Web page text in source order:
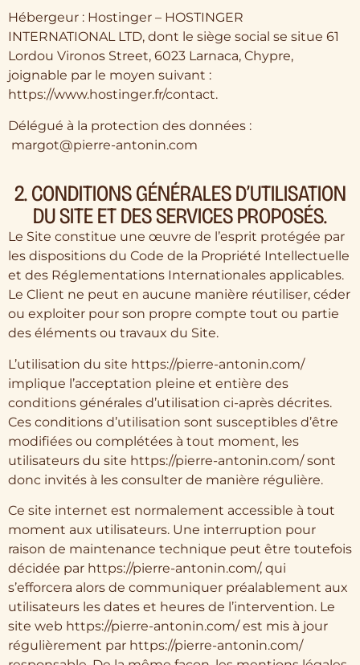
Hébergeur : Hostinger – HOSTINGER
INTERNATIONAL LTD, dont le siège social se situe 61
Lordou Vironos Street, 6023 Larnaca, Chypre,
joignable par le moyen suivant :
https://www.hostinger.fr/contact.
Délégué à la protection des données :
margot@pierre-antonin.com
2. CONDITIONS GÉNÉRALES D’UTILISATION
DU SITE ET DES SERVICES PROPOSÉS.
Le Site constitue une œuvre de l’esprit protégée par
les dispositions du Code de la Propriété Intellectuelle
et des Réglementations Internationales applicables.
Le Client ne peut en aucune manière réutiliser, céder
ou exploiter pour son propre compte tout ou partie
des éléments ou travaux du Site.
L’utilisation du site https://pierre-antonin.com/
implique l’acceptation pleine et entière des
conditions générales d’utilisation ci-après décrites.
Ces conditions d’utilisation sont susceptibles d’être
modifiées ou complétées à tout moment, les
utilisateurs du site https://pierre-antonin.com/ sont
donc invités à les consulter de manière régulière.
Ce site internet est normalement accessible à tout
moment aux utilisateurs. Une interruption pour
raison de maintenance technique peut être toutefois
décidée par https://pierre-antonin.com/, qui
s’efforcera alors de communiquer préalablement aux
utilisateurs les dates et heures de l’intervention. Le
site web https://pierre-antonin.com/ est mis à jour
régulièrement par https://pierre-antonin.com/